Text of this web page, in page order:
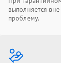
выполняется
проблему.